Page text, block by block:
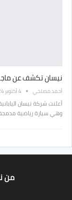
نيسان تكشف عن ماجنيت 2025 الجديدة
أحمد مصلحي 4 أكتوبر 2024
وهي سيارة رياضية
من